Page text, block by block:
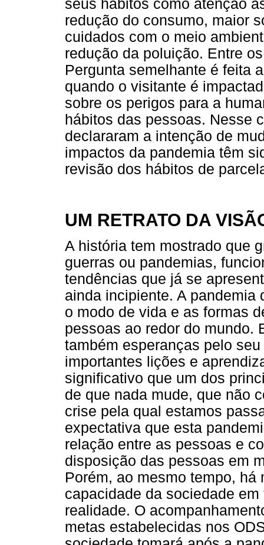
seus hábitos como atenção
redução do consumo, maior
cuidados com o meio
redução da poluição. Entre
Pergunta semelhante é feita
quando o visitante é
sobre os perigos para a
hábitos das pessoas. Nesse
declararam a intenção de
impactos da pandemia têm
revisão dos hábitos de
UM RETRATO DA
A história tem mostrado que
guerras ou pandemias,
tendências que já se
ainda incipiente. A pandemia
o modo de vida e as formas
pessoas ao redor do mundo.
também esperanças pelo
importantes lições e
significativo que um dos
de que nada mude, que não
crise pela qual estamos
expectativa que esta
relação entre as pessoas e
disposição das pessoas em
Porém, ao mesmo tempo,
capacidade da sociedade
realidade. O
metas estabelecidas nos